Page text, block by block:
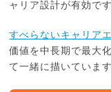
ャリア設計が有効です
すべらないキャリア
価値を中長期で最大
て一緒に描いています